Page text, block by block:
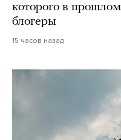
которого в
блогеры
15 часов назад